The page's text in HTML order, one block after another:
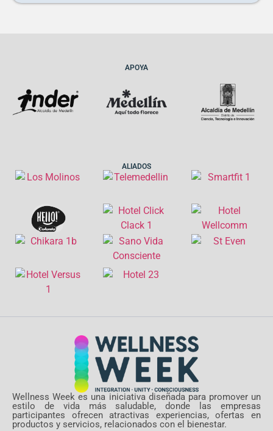
APOYA
ALIADOS
Wellness Week es una iniciativa diseñada para promover un
estilo de vida más saludable, donde las empresas
participantes ofrecen atractivas experiencias, ofertas en
productos y servicios, relacionados con el bienestar.